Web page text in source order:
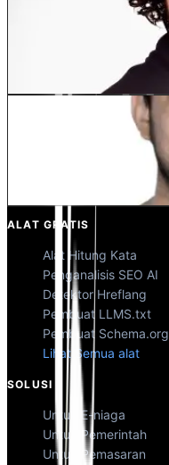
Co-Founder @MultiLipi
Kunal Singh Shekhawat
ALAT GRATIS
Alat Hitung Kata
Penganalisis SEO AI
Detektor Hreflang
Pembuat LLMS.txt
Pembuat Schema.org
Lihat Semua alat
SOLUSI
Untuk E-niaga
Untuk Pemerintah
Untuk Pemasaran